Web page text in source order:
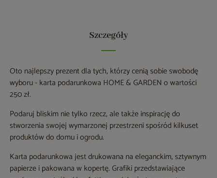
Szczegóły
Oto najlepszy prezent dla tych, którzy cenią sobie swobodę
wyboru - karta podarunkowa HOME & GARDEN o wartości
250 zł.
Podaruj bliskim nie tylko rzecz, ale także inspirację do
stworzenia swojej wymarzonej przestrzeni spośród kilkuset
produktów do domu i ogrodu.
Karta podarunkowa jest drukowana na eleganckim, sztywnym
papierze i pakowana w kopertę. Grafiki przedstawiające